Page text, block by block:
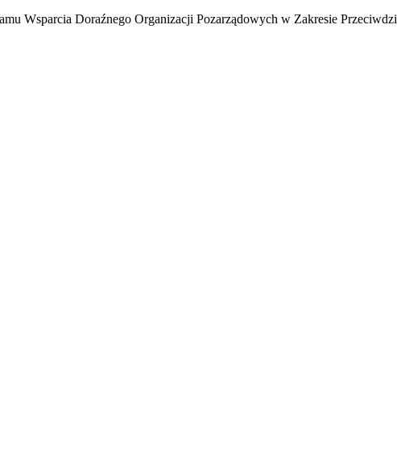
Wsparcia Doraźnego Organizacji Pozarządowych w Zakresie